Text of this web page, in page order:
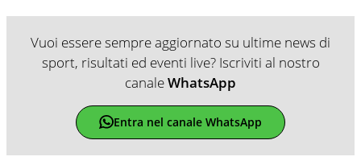
Vuoi essere sempre aggiornato su ultime news di
sport, risultati ed eventi live? Iscriviti al nostro
canaleWhatsApp
Entra nel canale WhatsApp